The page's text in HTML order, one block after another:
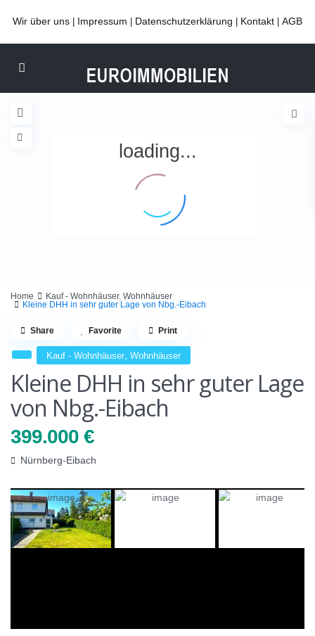
Wir über uns Impressum Datenschutzerklärung Kontakt AGB
loading...
Home Kauf - Wohnhäuser, Wohnhäuser
Kleine DHH in sehr guter Lage von Nbg.-Eibach
Kauf - Wohnhäuser Wohnhäuser
Kleine DHH in sehr guter Lage
von Nbg.-Eibach
399.000 €
Nürnberg-Eibach
Share Favorite Print